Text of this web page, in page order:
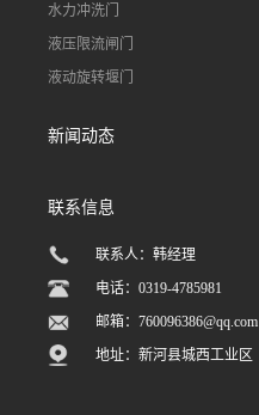
水力冲洗门
液压限流闸门
液动旋转堰门
新闻动态
联系信息
联系人：韩经理
电话：0319-4785981
邮箱：760096386@qq.com
地址：新河县城西工业区